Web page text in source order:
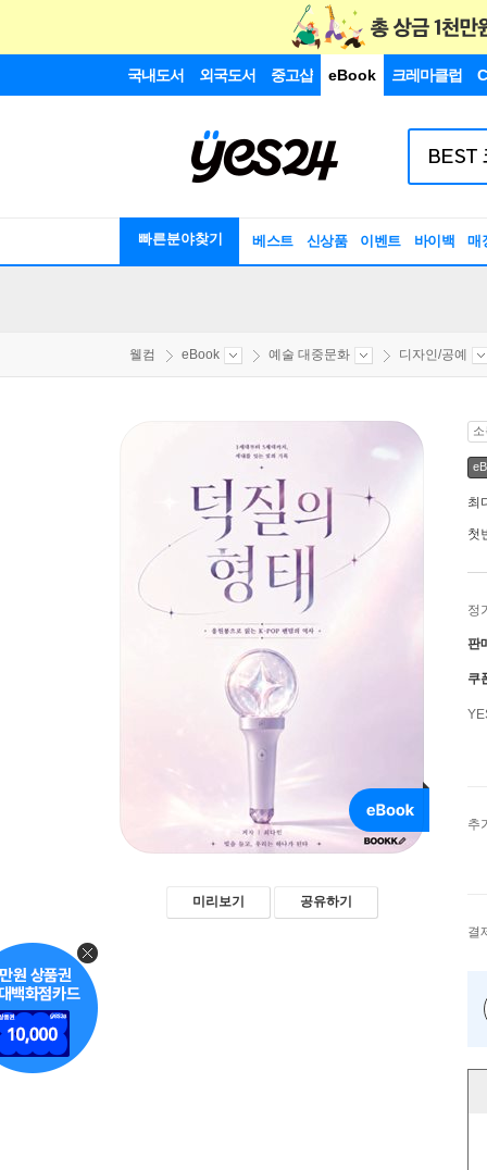
국내도서 외국도서 중고샵 eBook 크레마클럽
빠른분야찾기 베스트 신상품 이벤트 바이백 매
웰컴 eBook 예술 대중문화 디자인/공예
미리보기 공유하기
최
첫
정
판
쿠
추
결